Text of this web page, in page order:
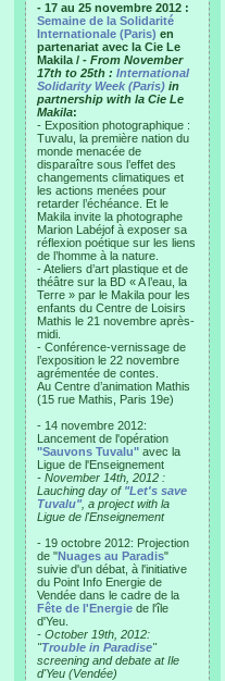
- 17 au 25 novembre 2012 :
Semaine de la Solidarité
Internationale (Paris) en
partenariat avec la Cie Le
Makila / - From November
17th to 25th : International
Solidarity Week (Paris) in
partnership with la Cie Le
Makila:
- Exposition photographique :
Tuvalu, la première nation du
monde menacée de
disparaître sous l’effet des
changements climatiques et
les actions menées pour
retarder l’échéance. Et le
Makila invite la photographe
Marion Labéjof à exposer sa
réflexion poétique sur les liens
de l’homme à la nature.
- Ateliers d’art plastique et de
théâtre sur la BD « A l’eau, la
Terre » par le Makila pour les
enfants du Centre de Loisirs
Mathis le 21 novembre après-
midi.
- Conférence-vernissage de
l’exposition le 22 novembre
agrémentée de contes.
Au Centre d’animation Mathis
(15 rue Mathis, Paris 19e)
- 14 novembre 2012:
Lancement de l'opération
"Sauvons Tuvalu" avec la
Ligue de l'Enseignement
- November 14th, 2012 :
Lauching day of "Let's save
Tuvalu", a project with la
Ligue de l'Enseignement
- 19 octobre 2012: Projection
de "Nuages au Paradis"
suivie d'un débat, à l'initiative
du Point Info Energie de
Vendée dans le cadre de la
Fête de l'Energie de l'île
d'Yeu.
- October 19th, 2012:
"Trouble in Paradise"
screening and debate at Ile
d'Yeu (Vendée)